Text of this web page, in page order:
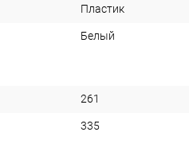
Пластик
Белый
261
335